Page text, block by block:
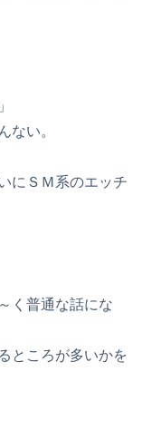
ない。
にＳＭ系のエッチ
く普通な話にな
ところが多いかを